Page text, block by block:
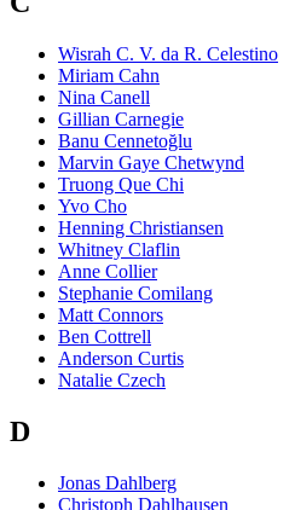
Wisrah C. V. da R. Celestino
Miriam Cahn
Nina Canell
Gillian Carnegie
Banu Cennetoğlu
Marvin Gaye Chetwynd
Truong Que Chi
Yvo Cho
Henning Christiansen
Whitney Claflin
Anne Collier
Stephanie Comilang
Matt Connors
Ben Cottrell
Anderson Curtis
Natalie Czech
D
Jonas Dahlberg
Christoph Dahlhausen